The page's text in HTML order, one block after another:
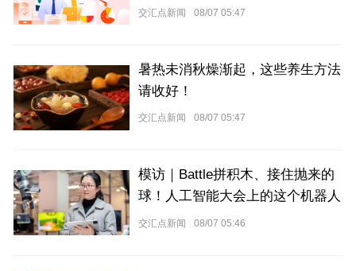
交汇点新闻 08/07 05:47
暑热未消秋燥渐起，这些养生方法
请收好！
交汇点新闻 08/07 05:47
模访｜Battle拼积木、接住抛来的
球！人工智能大会上的这个机器人
什么来头？
交汇点新闻 08/07 05:46